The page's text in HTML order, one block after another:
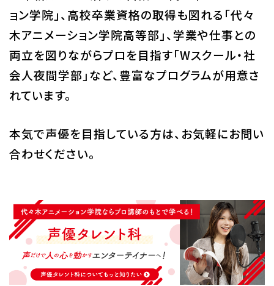
ョン学院」、高校卒業資格の取得も図れる「代々
木アニメーション学院高等部」、学業や仕事との
両立を図りながらプロを目指す「Wスクール・社
会人夜間学部」など、豊富なプログラムが用意さ
れています。
本気で声優を目指している方は、お気軽にお問い
合わせください。